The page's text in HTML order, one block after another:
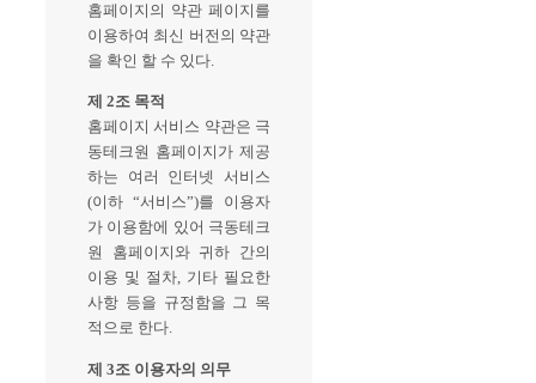
홈페이지의 약관 페이지를
이용하여 최신 버전의 약관
을 확인 할 수 있다.
제 2조 목적
홈페이지 서비스 약관은 극
동테크원 홈페이지가 제공
하는 여러 인터넷 서비스
(이하 “서비스”)를 이용자
가 이용함에 있어 극동테크
원 홈페이지와 귀하 간의
이용 및 절차, 기타 필요한
사항 등을 규정함을 그 목
적으로 한다.
제 3조 이용자의 의무